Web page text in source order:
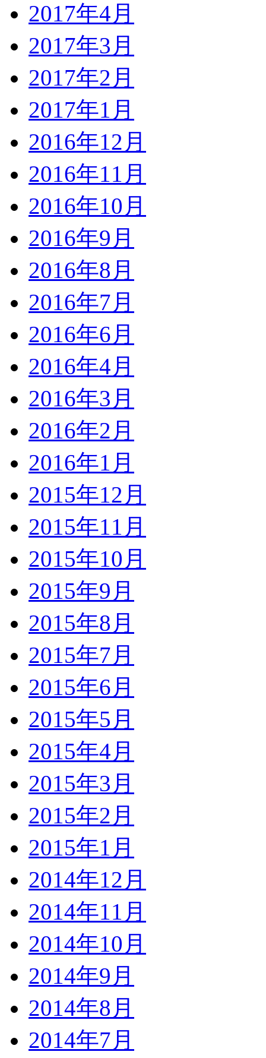
2017年4月
2017年3月
2017年2月
2017年1月
2016年12月
2016年11月
2016年10月
2016年9月
2016年8月
2016年7月
2016年6月
2016年4月
2016年3月
2016年2月
2016年1月
2015年12月
2015年11月
2015年10月
2015年9月
2015年8月
2015年7月
2015年6月
2015年5月
2015年4月
2015年3月
2015年2月
2015年1月
2014年12月
2014年11月
2014年10月
2014年9月
2014年8月
2014年7月